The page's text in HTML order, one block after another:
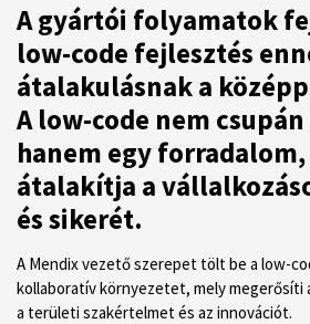
A gyártói folyamatok
low-code fejlesztés
átalakulásnak a
A low-code nem
hanem egy
átalakítja a
és sikerét.
A Mendix vezető szerepet tölt be a low-
kollaboratív környezetet, mely megerősíti
a területi szakértelmet és az innovációt.